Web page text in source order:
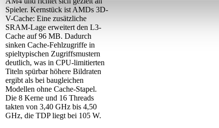
Spieler. Kernstück ist AMDs 3D-
V-Cache: Eine zusätzliche
SRAM-Lage erweitert den L3-
Cache auf 96 MB. Dadurch
sinken Cache-Fehlzugriffe in
spieltypischen Zugriffsmustern
deutlich, was in CPU-limitierten
Titeln spürbar höhere Bildraten
ergibt als bei baugleichen
Modellen ohne Cache-Stapel.
Die 8 Kerne und 16 Threads
takten von 3,40 GHz bis 4,50
GHz, die TDP liegt bei 105 W.